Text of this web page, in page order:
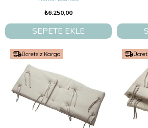
₺6.250,00
SEPETE EKLE
Ücretsiz Kargo